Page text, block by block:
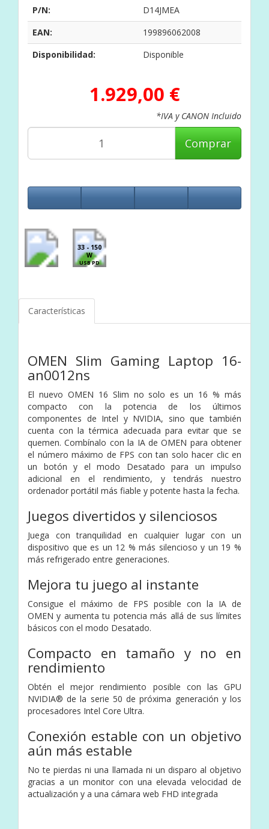
P/N:
D14JMEA
EAN:
199896062008
Disponibilidad:
Disponible
1.929,00 €
*IVA y CANON Incluido
Comprar
33 - 150
W
USB PD
Características
OMEN Slim Gaming Laptop 16-
an0012ns
El nuevo OMEN 16 Slim no solo es un 16 % más
compacto con la potencia de los últimos
componentes de Intel y NVIDIA, sino que también
cuenta con la térmica adecuada para evitar que se
quemen. Combínalo con la IA de OMEN para obtener
el número máximo de FPS con tan solo hacer clic en
un botón y el modo Desatado para un impulso
adicional en el rendimiento, y tendrás nuestro
ordenador portátil más fiable y potente hasta la fecha.
Juegos divertidos y silenciosos
Juega con tranquilidad en cualquier lugar con un
dispositivo que es un 12 % más silencioso y un 19 %
más refrigerado entre generaciones.
Mejora tu juego al instante
Consigue el máximo de FPS posible con la IA de
OMEN y aumenta tu potencia más allá de sus límites
básicos con el modo Desatado.
Compacto en tamaño y no en
rendimiento
Obtén el mejor rendimiento posible con las GPU
NVIDIA® de la serie 50 de próxima generación y los
procesadores Intel Core Ultra.
Conexión estable con un objetivo
aún más estable
No te pierdas ni una llamada ni un disparo al objetivo
gracias a un monitor con una elevada velocidad de
actualización y a una cámara web FHD integrada